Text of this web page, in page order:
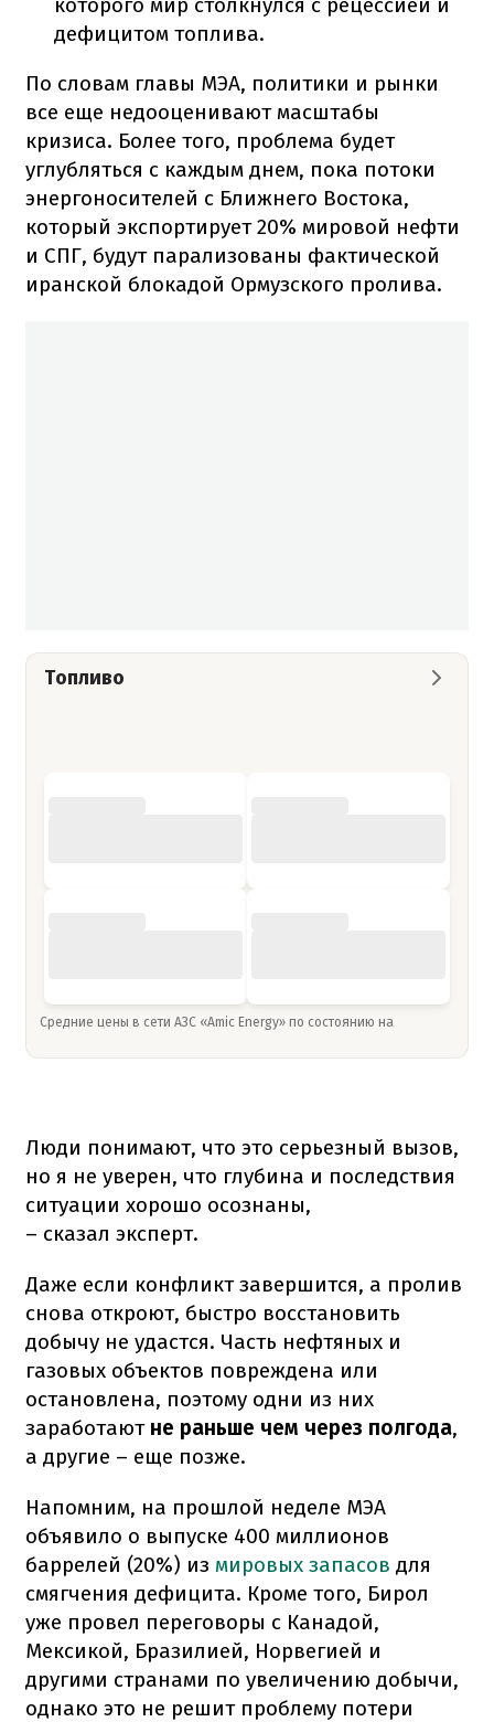
дефицитом топлива.
По словам главы МЭА, политики и рынки
все еще недооценивают масштабы
кризиса. Более того, проблема будет
углубляться с каждым днем, пока потоки
энергоносителей с Ближнего Востока,
который экспортирует 20% мировой нефти
и СПГ, будут парализованы фактической
иранской блокадой Ормузского пролива.
Топливо
Средние цены в сети АЗС «Amic Energy» по состоянию на
Люди понимают, что это серьезный вызов,
но я не уверен, что глубина и последствия
ситуации хорошо осознаны,
– сказал эксперт.
Даже если конфликт завершится, а пролив
снова откроют, быстро восстановить
добычу не удастся. Часть нефтяных и
газовых объектов повреждена или
остановлена, поэтому одни из них
заработаютне раньше чем через полгода,
а другие – еще позже.
Напомним, на прошлой неделе МЭА
объявило о выпуске 400 миллионов
баррелей (20%) из мировых запасов для
смягчения дефицита. Кроме того, Бирол
уже провел переговоры с Канадой,
Мексикой, Бразилией, Норвегией и
другими странами по увеличению добычи,
однако это не решит проблему потери